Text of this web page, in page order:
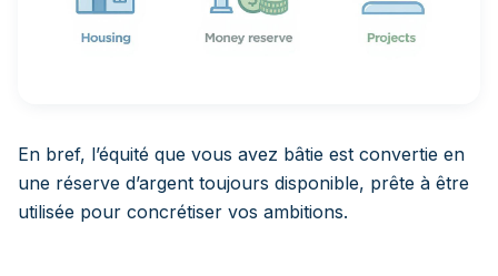
En bref, l’équité que vous avez bâtie est convertie en
une réserve d’argent toujours disponible, prête à être
utilisée pour concrétiser vos ambitions.